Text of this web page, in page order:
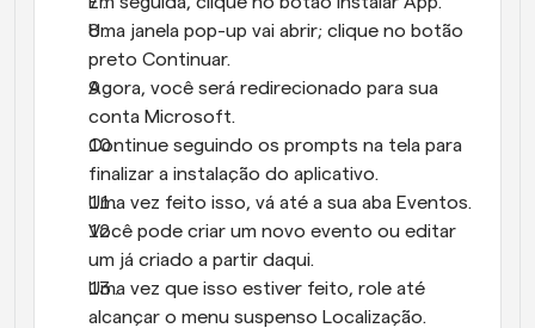
Uma janela pop-up vai abrir; clique no botão
preto Continuar.
Agora, você será redirecionado para sua
conta Microsoft.
Continue seguindo os prompts na tela para
finalizar a instalação do aplicativo.
Uma vez feito isso, vá até a sua aba Eventos.
Você pode criar um novo evento ou editar
um já criado a partir daqui.
Uma vez que isso estiver feito, role até
alcançar o menu suspenso Localização.